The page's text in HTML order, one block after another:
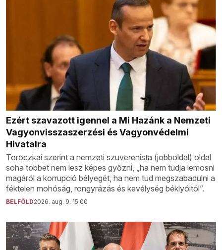
Ezért szavazott igennel a Mi Hazánk a Nemzeti
Vagyonvisszaszerzési és Vagyonvédelmi
Hivatalra
Toroczkai szerint a nemzeti szuverenista (jobboldal) oldal
soha többet nem lesz képes győzni, „ha nem tudja lemosni
magáról a korrupció bélyegét, ha nem tud megszabadulni a
féktelen mohóság, rongyrázás és kevélység béklyóitól”.
BELFÖLD2026. aug. 9. 15:00